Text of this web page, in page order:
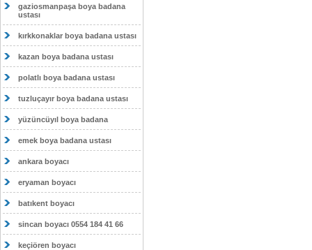
gaziosmanpaşa boya badana
ustası
kırkkonaklar boya badana ustası
kazan boya badana ustası
polatlı boya badana ustası
tuzluçayır boya badana ustası
yüzüncüyıl boya badana
emek boya badana ustası
ankara boyacı
eryaman boyacı
batıkent boyacı
sincan boyacı 0554 184 41 66
keçiören boyacı